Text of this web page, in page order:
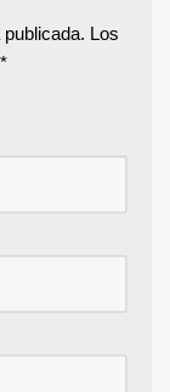
Los
*